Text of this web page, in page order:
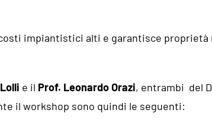
impiantistici alti e garantisce
e il Prof. Leonardo Orazi, entrambi del
il workshop sono quindi le seguenti: